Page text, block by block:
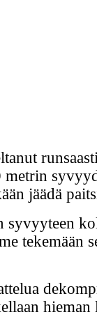
metrin
jäädä
syvyyteen
tekemään